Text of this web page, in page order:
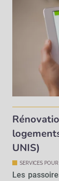
UNIS)
SERVICES
Les